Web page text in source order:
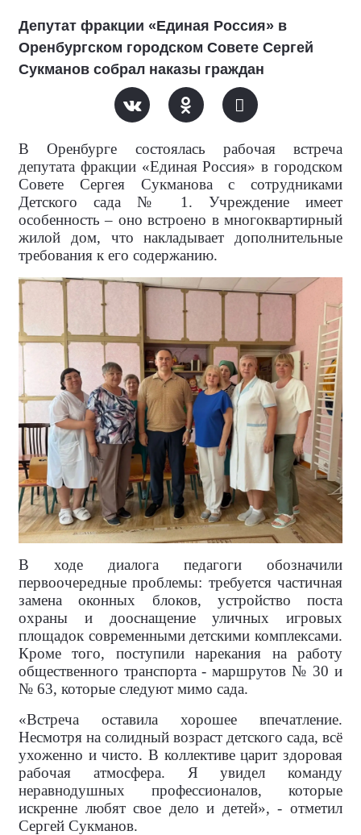
Депутат фракции «Единая Россия» в
Оренбургском городском Совете Сергей
Сукманов собрал наказы граждан
В Оренбурге состоялась рабочая встреча
депутата фракции «Единая Россия» в городском
Совете Сергея Сукманова с сотрудниками
Детского сада № 1. Учреждение имеет
особенность – оно встроено в многоквартирный
жилой дом, что накладывает дополнительные
требования к его содержанию.
В ходе диалога педагоги обозначили
первоочередные проблемы: требуется частичная
замена оконных блоков, устройство поста
охраны и дооснащение уличных игровых
площадок современными детскими комплексами.
Кроме того, поступили нарекания на работу
общественного транспорта - маршрутов № 30 и
№ 63, которые следуют мимо сада.
«Встреча оставила хорошее впечатление.
Несмотря на солидный возраст детского сада, всё
ухоженно и чисто. В коллективе царит здоровая
рабочая атмосфера. Я увидел команду
неравнодушных профессионалов, которые
искренне любят свое дело и детей», - отметил
Сергей Сукманов.